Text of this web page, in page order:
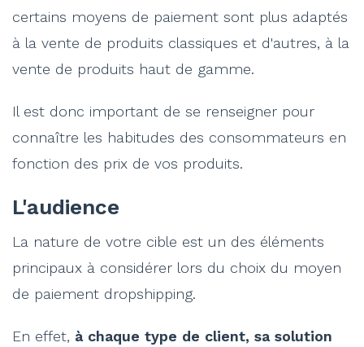
certains moyens de paiement sont plus adaptés
à la vente de produits classiques et d'autres, à la
vente de produits haut de gamme.
Il est donc important de se renseigner pour
connaître les habitudes des consommateurs en
fonction des prix de vos produits.
L'audience
La nature de votre cible est un des éléments
principaux à considérer lors du choix du moyen
de paiement dropshipping.
En effet, à chaque type de client, sa solution